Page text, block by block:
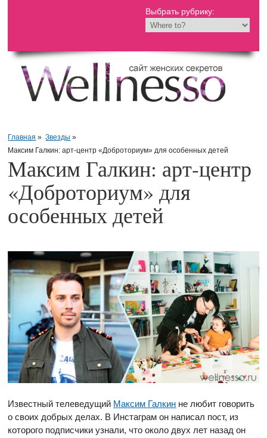
Выбрать рубрику:
Главная » Звезды »
Максим Галкин: арт-центр «Доброториум» для особенных детей
Максим Галкин: арт-центр
«Доброториум» для
особенных детей
Известный телеведущий Максим Галкин не любит говорить
о своих добрых делах. В Инстаграм он написал пост, из
которого подписчики узнали, что около двух лет назад он